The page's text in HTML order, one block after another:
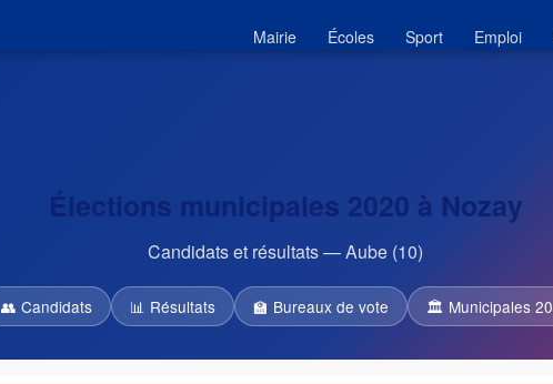
Mairie Écoles Sport Emploi
Élections municipales 2020 à Nozay
Candidats et résultats — Aube (10)
👥 Candidats 📊 Résultats 🏫 Bureaux de vote 🏛 Municipales